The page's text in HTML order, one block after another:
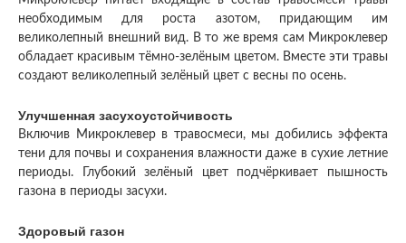
необходимым для роста азотом, придающим им
великолепный внешний вид. В то же время сам Микроклевер
обладает красивым тёмно-зелёным цветом. Вместе эти травы
создают великолепный зелёный цвет с весны по осень.
Улучшенная засухоустойчивость
Включив Микроклевер в травосмеси, мы добились эффекта
тени для почвы и сохранения влажности даже в сухие летние
периоды. Глубокий зелёный цвет подчёркивает пышность
газона в периоды засухи.
Здоровый газон